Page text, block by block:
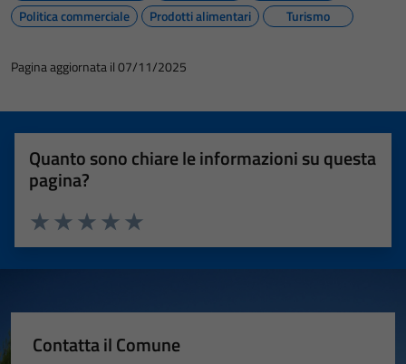
Politica commerciale
Prodotti alimentari Turismo
Pagina aggiornata il 07/11/2025
Quanto sono chiare le informazioni su questa
pagina?
Valuta 5 stelle su 5
Valuta 4 stelle su 5
Valuta 3 stelle su 5
Valuta 2 stelle su 5
Valuta 1 stelle su 5
Contatta il Comune